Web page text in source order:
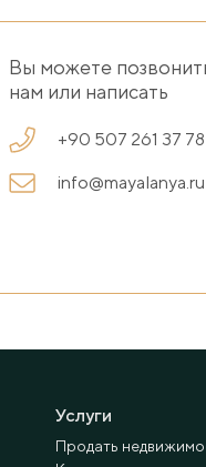
Вы можете
нам или написать
+90 507 261 37 78
info@mayalanya.ru
Услуги
Продать